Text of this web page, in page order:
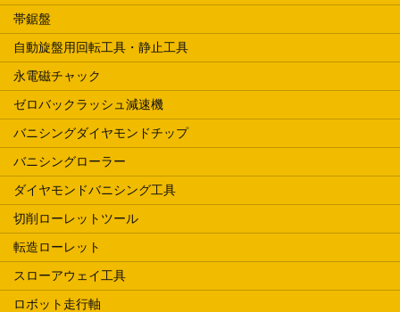
帯鋸盤
自動旋盤用回転工具・静止工具
永電磁チャック
ゼロバックラッシュ減速機
バニシングダイヤモンドチップ
バニシングローラー
ダイヤモンドバニシング工具
切削ローレットツール
転造ローレット
スローアウェイ工具
ロボット走行軸